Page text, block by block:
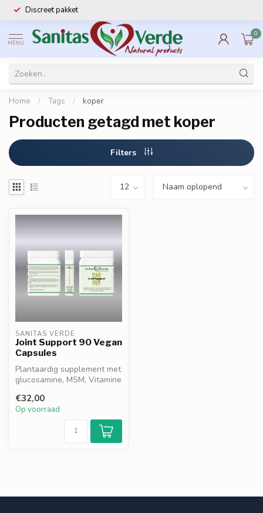
Discreet pakket
MENU
0
Home / Tags / koper
Producten getagd met koper
Filters
SANITAS VERDE
Joint Support 90 Vegan
Capsules
Plantaardig supplement met
glucosamine, MSM, Vitamine
Mangaa...
€32,00
Op voorraad